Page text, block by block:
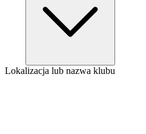
Lokalizacja lub nazwa klubu